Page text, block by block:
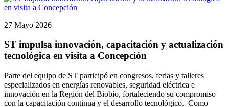
27 Mayo 2026
ST impulsa innovación, capacitación y actualización
tecnológica en visita a Concepción
Parte del equipo de ST participó en congresos, ferias y talleres
especializados en energías renovables, seguridad eléctrica e
innovación en la Región del Biobío, fortaleciendo su compromiso
con la capacitación continua y el desarrollo tecnológico. Como